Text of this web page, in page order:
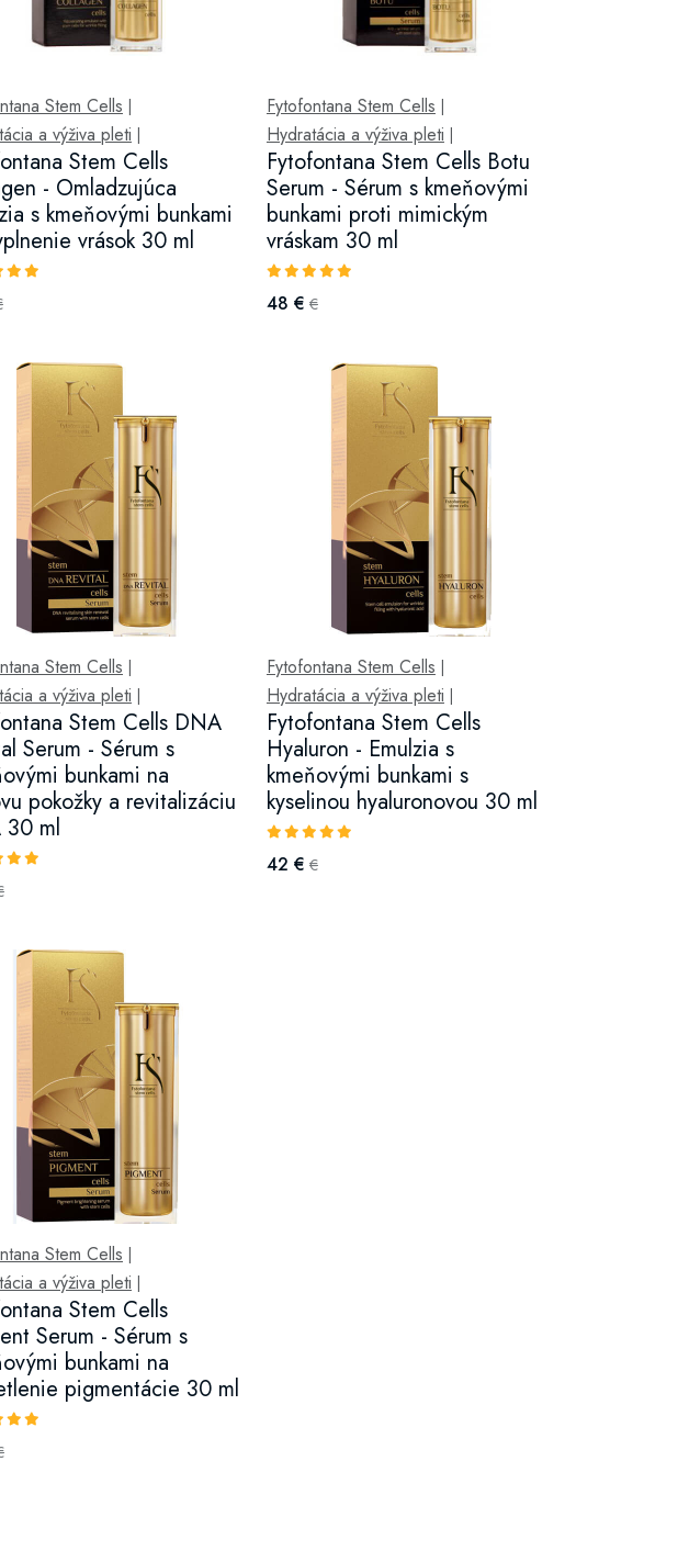
Stem Cells
a výživa pleti
Stem Cells
- Omladzujúca
s kmeňovými bunkami
vrások 30 ml
Fytofontana Stem Cells
Hydratácia a výživa pleti
Fytofontana Stem Cells Botu
Serum - Sérum s kmeňovými
bunkami proti mimickým
vráskam 30 ml
48 € €
Stem Cells
a výživa pleti
Stem Cells DNA
Serum - Sérum s
bunkami na
pokožky a revitalizáciu
30 ml
Fytofontana Stem Cells
Hydratácia a výživa pleti
Fytofontana Stem Cells
Hyaluron - Emulzia s
kmeňovými bunkami s
kyselinou hyaluronovou 30 ml
42 € €
Stem Cells
a výživa pleti
Stem Cells
Serum - Sérum s
bunkami na
pigmentácie 30 ml